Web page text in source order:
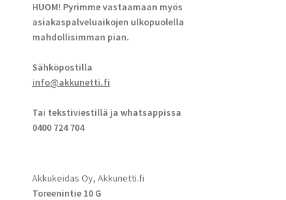
HUOM! Pyrimme vastaamaan myös
asiakaspalveluaikojen ulkopuolella
mahdollisimman pian.
Sähköpostilla
info@akkunetti.fi
Tai tekstiviestillä ja whatsappissa
0400 724 704
Akkukeidas Oy, Akkunetti.fi
Toreenintie 10 G